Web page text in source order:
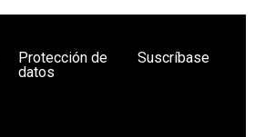
Protección de
datos
Suscríbase